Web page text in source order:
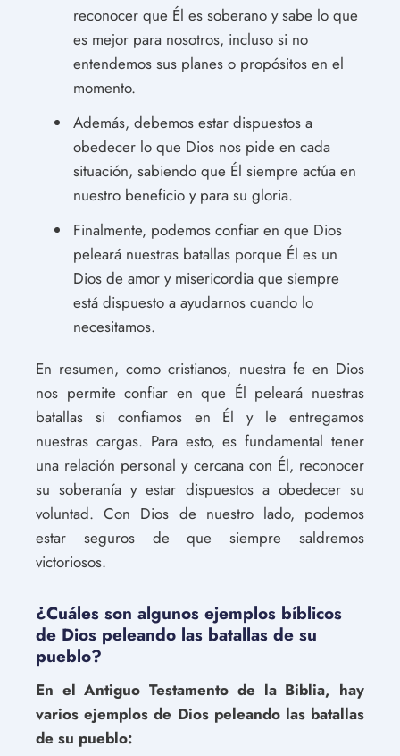
reconocer que Él es soberano y sabe lo que
es mejor para nosotros, incluso si no
entendemos sus planes o propósitos en el
momento.
Además, debemos estar dispuestos a
obedecer lo que Dios nos pide en cada
situación, sabiendo que Él siempre actúa en
nuestro beneficio y para su gloria.
Finalmente, podemos confiar en que Dios
peleará nuestras batallas porque Él es un
Dios de amor y misericordia que siempre
está dispuesto a ayudarnos cuando lo
necesitamos.
En resumen, como cristianos, nuestra fe en Dios
nos permite confiar en que Él peleará nuestras
batallas si confiamos en Él y le entregamos
nuestras cargas. Para esto, es fundamental tener
una relación personal y cercana con Él, reconocer
su soberanía y estar dispuestos a obedecer su
voluntad. Con Dios de nuestro lado, podemos
estar seguros de que siempre saldremos
victoriosos.
¿Cuáles son algunos ejemplos bíblicos
de Dios peleando las batallas de su
pueblo?
En el Antiguo Testamento de la Biblia, hay
varios ejemplos de Dios peleando las batallas
de su pueblo: